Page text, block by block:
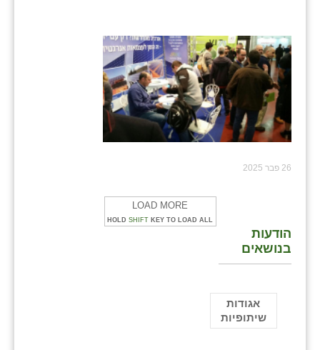
26 פבר 2025
LOAD MORE
HOLD SHIFT KEY TO LOAD ALL
הודעות
בנושאים
אגודות
שיתופיות